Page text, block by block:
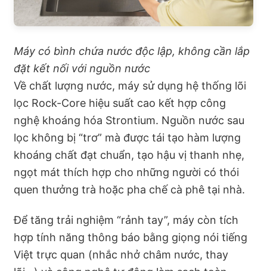
Máy có bình chứa nước độc lập, không cần lắp
đặt kết nối với nguồn nước
Về chất lượng nước, máy sử dụng hệ thống lõi
lọc Rock-Core hiệu suất cao kết hợp công
nghệ khoáng hóa Strontium. Nguồn nước sau
lọc không bị “trơ” mà được tái tạo hàm lượng
khoáng chất đạt chuẩn, tạo hậu vị thanh nhẹ,
ngọt mát thích hợp cho những người có thói
quen thưởng trà hoặc pha chế cà phê tại nhà.
Để tăng trải nghiệm “rảnh tay”, máy còn tích
hợp tính năng thông báo bằng giọng nói tiếng
Việt trực quan (nhắc nhở châm nước, thay